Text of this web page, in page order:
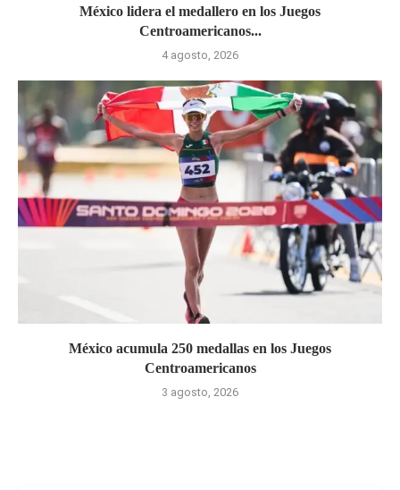
México lidera el medallero en los Juegos
Centroamericanos...
4 agosto, 2026
México acumula 250 medallas en los Juegos
Centroamericanos
3 agosto, 2026